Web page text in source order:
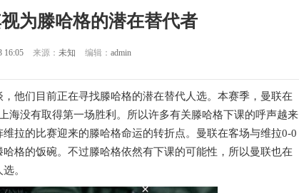
为滕哈格的潜在替代者
16:05 来源： 未知 编辑： admin
他们目前正在寻找滕哈格的潜在替代人选。本赛季，曼联在
海没有取得第一场胜利。所以许多有关滕哈格下课的呼声越来
拉的比赛迎来的滕哈格命运的转折点。曼联在客场与维拉0-0
格的饭碗。不过滕哈格依然有下课的可能性，所以曼联也在
。